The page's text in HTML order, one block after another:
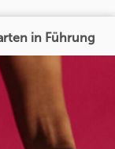
in Führung